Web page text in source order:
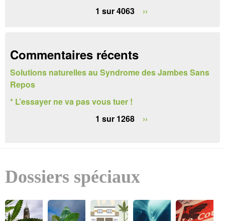
e
r
1 sur 4063
››
Commentaires récents
Solutions naturelles au Syndrome des Jambes Sans
Repos
* L’essayer ne va pas vous tuer !
1 sur 1268
››
Dossiers spéciaux